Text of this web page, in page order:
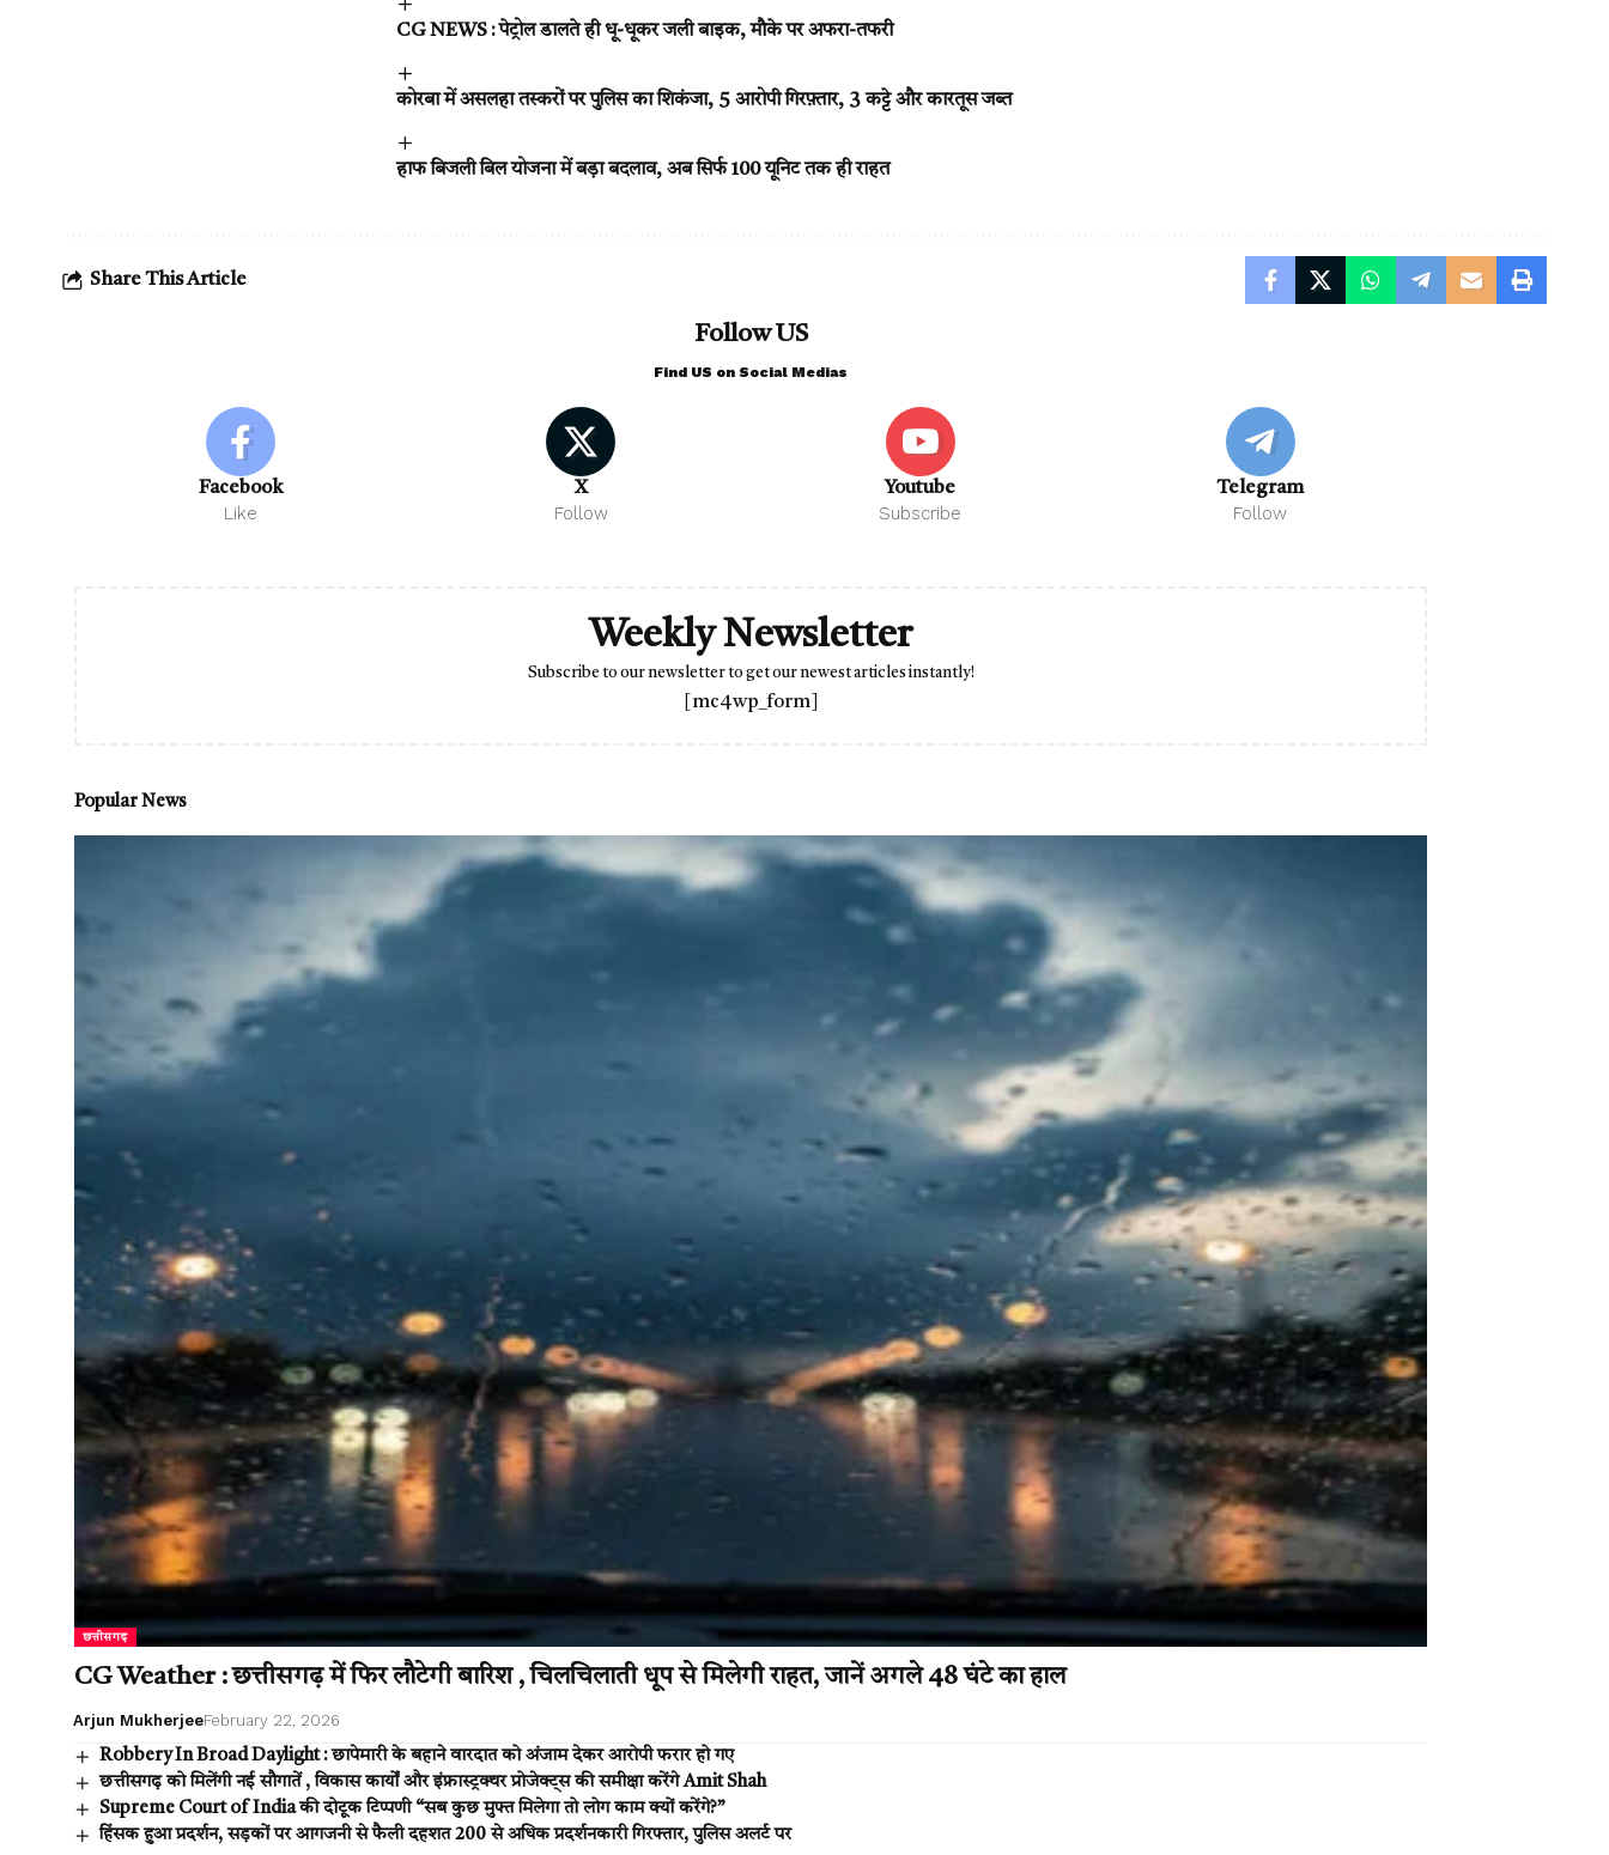
CG NEWS : पेट्रोल डालते ही धू-धूकर जली बाइक, मौके पर अफरा-तफरी
कोरबा में असलहा तस्करों पर पुलिस का शिकंजा, 5 आरोपी गिरफ़्तार, 3 कट्टे और कारतूस जब्त
हाफ बिजली बिल योजना में बड़ा बदलाव, अब सिर्फ 100 यूनिट तक ही राहत
Share This Article
Follow US
Find US on Social Medias
Facebook
Like
X
Follow
Youtube
Subscribe
Telegram
Follow
Weekly Newsletter
Subscribe to our newsletter to get our newest articles instantly!
[mc4wp_form]
Popular News
छत्तीसगढ़
CG Weather : छत्तीसगढ़ में फिर लौटेगी बारिश , चिलचिलाती धूप से मिलेगी राहत, जानें अगले 48 घंटे का हाल
Arjun MukherjeeFebruary 22, 2026
Robbery In Broad Daylight : छापेमारी के बहाने वारदात को अंजाम देकर आरोपी फरार हो गए
छत्तीसगढ़ को मिलेंगी नई सौगातें , विकास कार्यों और इंफ्रास्ट्रक्चर प्रोजेक्ट्स की समीक्षा करेंगे Amit Shah
Supreme Court of India की दोटूक टिप्पणी “सब कुछ मुफ्त मिलेगा तो लोग काम क्यों करेंगे?”
हिंसक हुआ प्रदर्शन, सड़कों पर आगजनी से फैली दहशत 200 से अधिक प्रदर्शनकारी गिरफ्तार, पुलिस अलर्ट पर